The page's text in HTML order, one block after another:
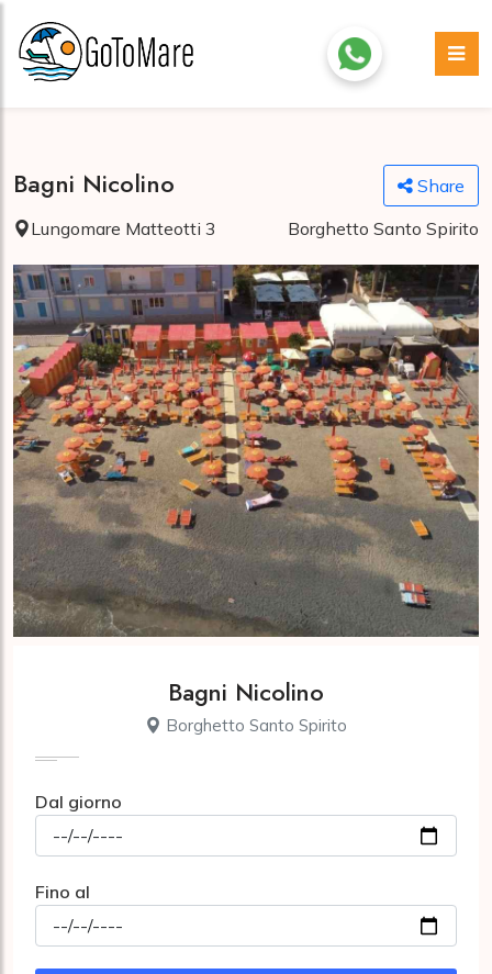
Bagni Nicolino
Share
Lungomare Matteotti 3
Borghetto Santo Spirito
Bagni Nicolino
Borghetto Santo Spirito
Dal giorno
Fino al